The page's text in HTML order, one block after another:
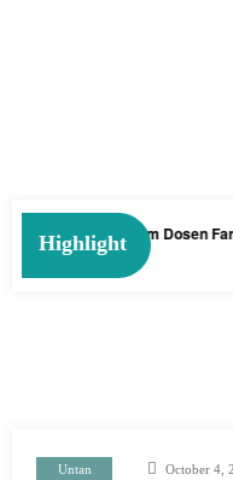
Highlight
Kelakai: Tim Dosen
Untan October 4,